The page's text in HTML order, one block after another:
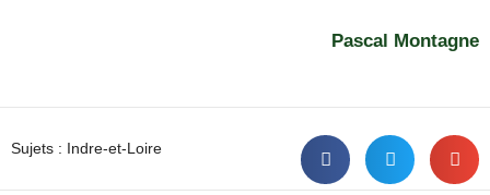
Pascal Montagne
Sujets : Indre-et-Loire